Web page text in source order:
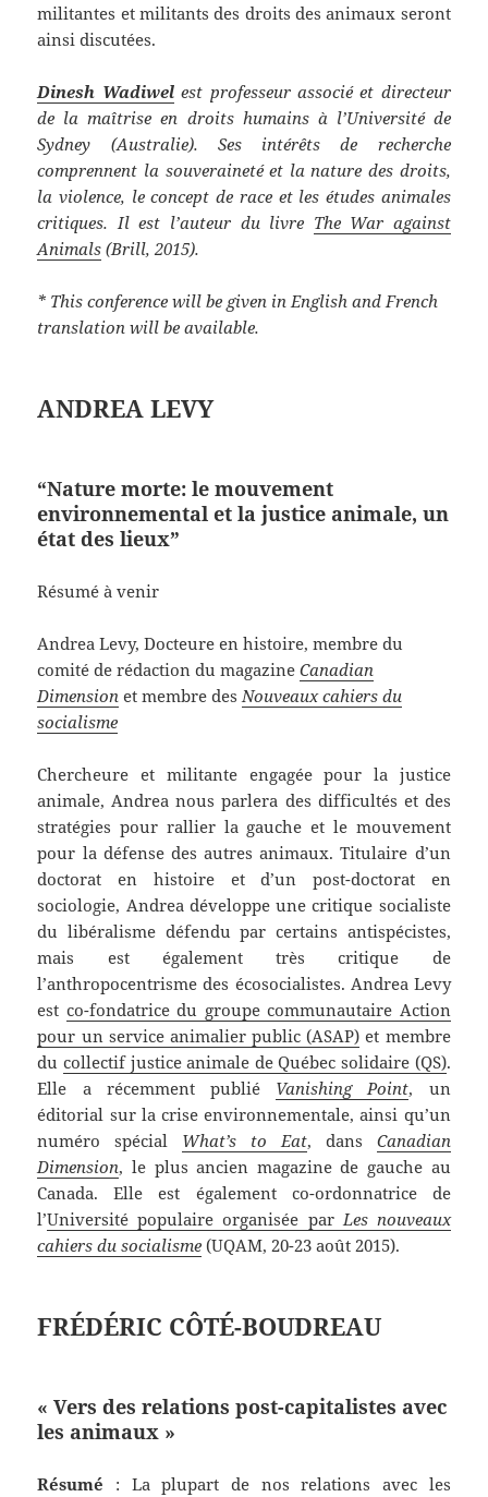
militantes et militants des droits des animaux seront
ainsi discutées.
Dinesh Wadiwelest professeur associé et directeur
de la maîtrise en droits humains à l’Université de
Sydney (Australie). Ses intérêts de recherche
comprennent la souveraineté et la nature des droits,
la violence, le concept de race et les études animales
critiques. Il est l’auteur du livre The War against
Animals (Brill, 2015).
* This conference will be given in English and French
translation will be available.
ANDREA LEVY
“Nature morte: le mouvement
environnemental et la justice animale, un
état des lieux”
Résumé à venir
Andrea Levy, Docteure en histoire, membre du
comité de rédaction du magazineCanadian
Dimension et membre desNouveaux cahiers du
socialisme
Chercheure et militante engagée pour la justice
animale, Andrea nous parlera des difficultés et des
stratégies pour rallier la gauche et le mouvement
pour la défense des autres animaux. Titulaire d’un
doctorat en histoire et d’un post-doctorat en
sociologie, Andrea développe une critique socialiste
du libéralisme défendu par certains antispécistes,
mais est également très critique de
l’anthropocentrisme des écosocialistes. Andrea Levy
est co-fondatrice du groupe communautaire Action
pour un service animalier public (ASAP) et membre
ducollectif justice animale de Québec solidaire (QS).
Elle a récemment publié Vanishing Point, un
éditorial sur la crise environnementale, ainsi qu’un
numéro spécial What’s to Eat, dans Canadian
Dimension, le plus ancien magazine de gauche au
Canada. Elle est également co-ordonnatrice de
l’Université populaire organisée parLes nouveaux
cahiers du socialisme (UQAM, 20-23 août 2015).
FRÉDÉRIC CÔTÉ-BOUDREAU
« Vers des relations post-capitalistes avec
les animaux »
Résumé : La plupart de nos relations avec les